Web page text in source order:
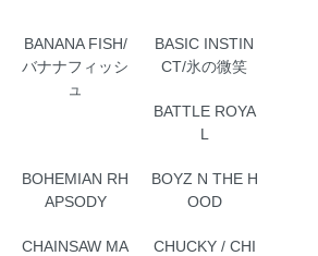
BANANA FISH/
バナナフィッシ
ュ
BASIC INSTIN
CT/氷の微笑
BATTLE ROYA
L
BOHEMIAN RH
APSODY
BOYZ N THE H
OOD
CHAINSAW MA
CHUCKY / CHI